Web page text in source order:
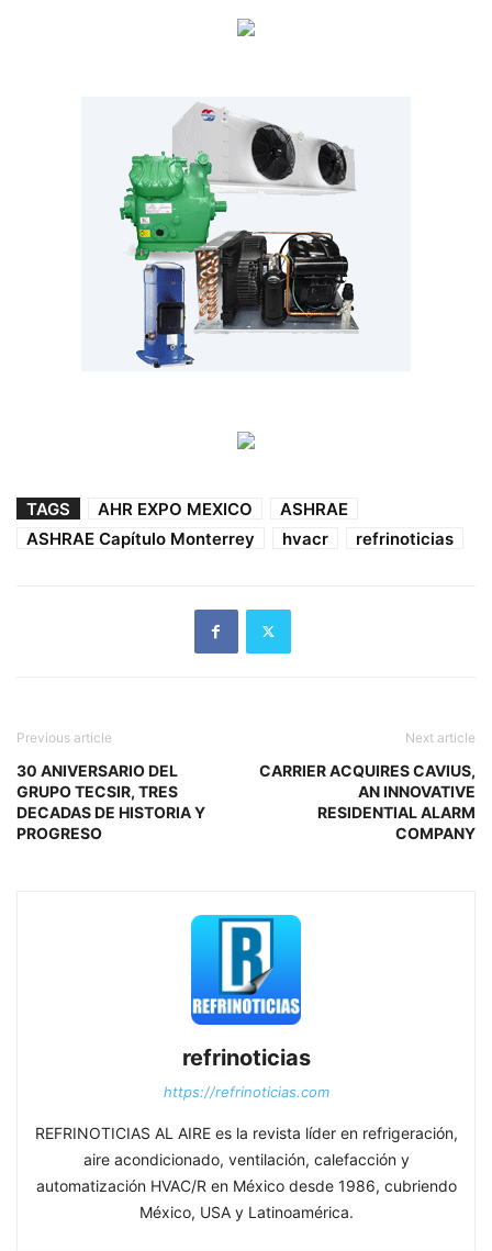
TAGS AHR EXPO MEXICO
ASHRAE
ASHRAE Capítulo Monterrey
hvacr refrinoticias
Previous article
30 ANIVERSARIO DEL
GRUPO TECSIR, TRES
DECADAS DE HISTORIA Y
PROGRESO
Next article
CARRIER ACQUIRES CAVIUS,
AN INNOVATIVE
RESIDENTIAL ALARM
COMPANY
refrinoticias
https://refrinoticias.com
REFRINOTICIAS AL AIRE es la revista líder en refrigeración,
aire acondicionado, ventilación, calefacción y
automatización HVAC/R en México desde 1986, cubriendo
México, USA y Latinoamérica.